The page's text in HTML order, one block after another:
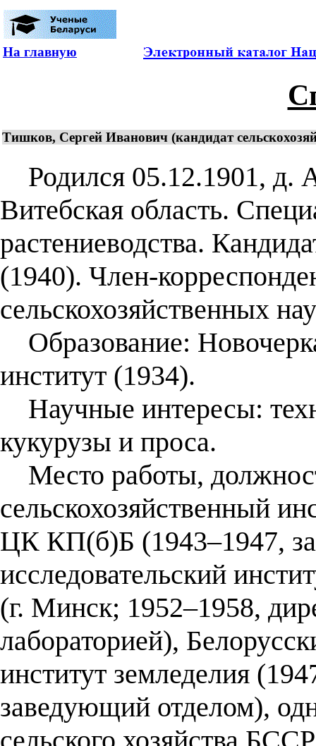
На главную
Тишков, Сергей Иванович (кандидат
Родился 05.12.1901, д.
Витебская область.
растениеводства.
(1940). Член-
сельскохозяйственных
Образование:
институт (1934).
Научные интересы:
кукурузы и проса.
Место работы,
сельскохозяйственный
ЦК КП(б)Б (1943–1947,
исследовательский
(г. Минск; 1952–1958,
лабораторией),
институт земледелия
заведующий отделом),